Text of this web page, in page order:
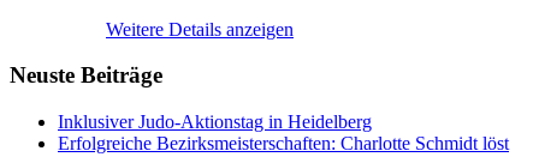
Weitere Details anzeigen
Neuste Beiträge
Inklusiver Judo-Aktionstag in Heidelberg
Erfolgreiche Bezirksmeisterschaften: Charlotte Schmidt löst
KUMI – Dein KI-Assistent